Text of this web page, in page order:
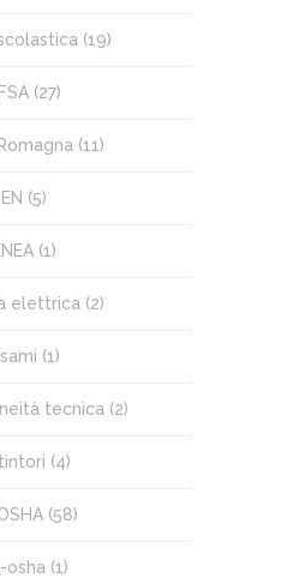
(19)
(27)
(11)
EN (5)
(1)
elettrica (2)
(1)
tecnica (2)
(4)
(58)
osha (1)